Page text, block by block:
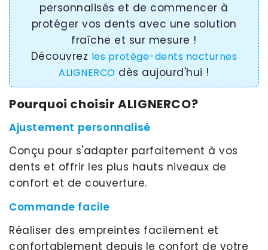
personnalisés et de commencer à
protéger vos dents avec une solution
fraîche et sur mesure !
Découvrez les protège-dents nocturnes
ALIGNERCO dès aujourd'hui !
Pourquoi choisir ALIGNERCO?
Ajustement personnalisé
Conçu pour s'adapter parfaitement à vos
dents et offrir les plus hauts niveaux de
confort et de couverture.
Commande facile
Réaliser des empreintes facilement et
confortablement depuis le confort de votre